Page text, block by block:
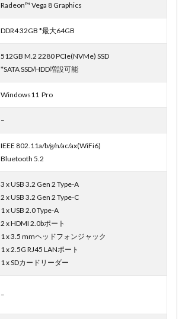
Radeon™ Vega 8 Graphics
DDR4 32GB *最大64GB
512GB M.2 2280 PCIe(NVMe) SSD
*SATA SSD/HDD増設可能
Windows11 Pro
–
IEEE 802.11a/b/g/n/ac/ax(WiFi6)
Bluetooth 5.2
3 x USB 3.2 Gen 2 Type-A
2 x USB 3.2 Gen 2 Type-C
1 x USB 2.0 Type-A
2 x HDMI 2.0bポート
1 x 3.5 mmヘッドフォンジャック
1 x 2.5G RJ45 LANポート
1 x SDカードリーダー
–